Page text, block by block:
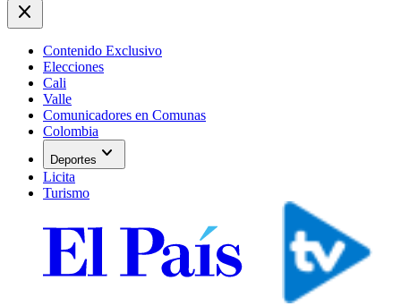
close
Contenido Exclusivo
Elecciones
Cali
Valle
Comunicadores en Comunas
Colombia
Deportes expand_more
Licita
Turismo